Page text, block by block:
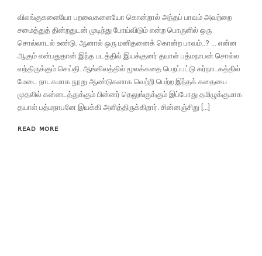
விலங்குகளையோ பறவைகளையோ கொன்றால் அந்தப் பாவம் அவற்றை
சமைத்துத் தின்றதுடன் முடிந்து போய்விடும் என்ற பொருளில் ஒரு
சொல்லாடல் உண்டு. ஆனால் ஒரு மனிதனைக் கொன்ற பாவம்..? … என்ன
ஆகும் என்பதுதான் இந்த படத்தில் இயக்குனர் தயாள் பத்மநாபன் சொல்ல
வந்திருக்கும் செய்தி. ஆங்கிலத்தில் மூலக்கதை பெறப்பட்டு கர்நாடகத்தில்
மேடை நாடகமாக நூறு ஆண்டுகளாக வெற்றி பெற்ற இந்தக் கதையை
முதலில் கன்னடத்துக்கும் பின்னர் தெலுங்குக்கும் இப்போது தமிழுக்குமாக
தயாள் பத்மநாபனே இயக்கி அளித்திருக்கிறார். சின்னஞ்சிறு […]
READ MORE